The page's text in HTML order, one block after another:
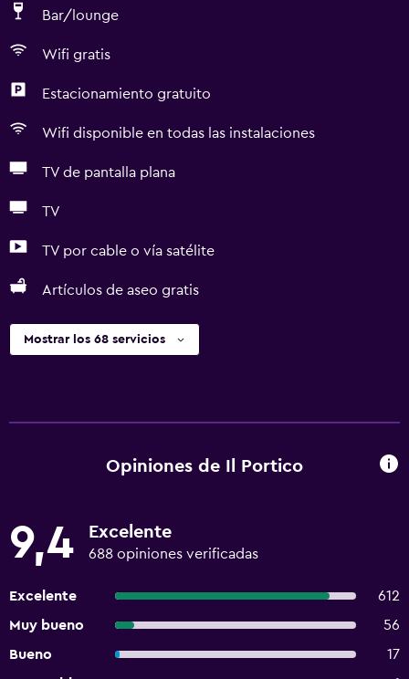
Bar/lounge
Wifi gratis
Estacionamiento gratuito
Wifi disponible en todas las instalaciones
TV de pantalla plana
TV
TV por cable o vía satélite
Artículos de aseo gratis
Mostrar los 68 servicios
Opiniones de Il Portico
9,4 Excelente
688 opiniones verificadas
Excelente
612
Muy bueno
56
Bueno
17